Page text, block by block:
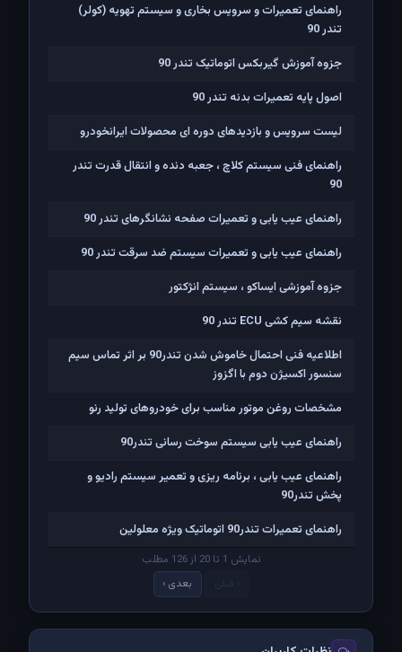
راهنمای تعمیرات و سرویس بخاری و سیستم تهویه (کولر)
تندر 90
جزوه آموزش گیربکس اتوماتیک تندر 90
اصول پایه تعمیرات بدنه تندر 90
لیست سرویس و بازدیدهای دوره ای محصولات ایرانخودرو
راهنمای فنی سیستم کلاچ ، جعبه دنده و انتقال قدرت تندر
90
راهنمای عیب یابی و تعمیرات صفحه نشانگرهای تندر 90
راهنمای عیب یابی و تعمیرات سیستم ضد سرقت تندر 90
جزوه آموزشی ایساکو ، سیستم انژکتور
نقشه سیم کشی ECU تندر 90
اطلاعیه فنی احتمال خاموش شدن تندر90 بر اثر تماس سیم
سنسور اکسیژن دوم با اگزوز
مشخصات روغن موتور مناسب برای خودروهای تولید رنو
راهنمای عیب یابی سیستم سوخت رسانی تندر90
راهنمای عیب یابی ، برنامه ریزی و تعمیر سیستم رادیو و
پخش تندر90
راهنمای تعمیرات تندر90 اتوماتیک ویژه معلولین
نمایش 1 تا 20 از 126 مطلب
بعدی ›